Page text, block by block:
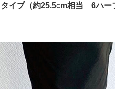
イプ（約25.5cm相当 6ハー